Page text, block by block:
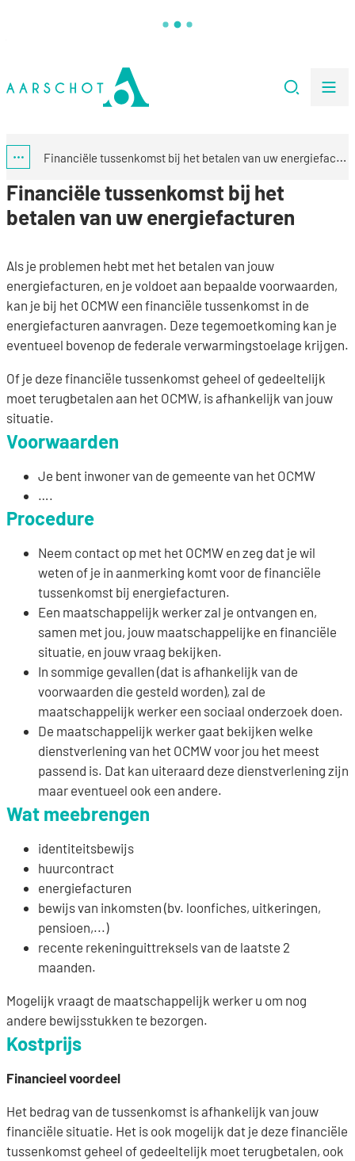
Zoeken
Toon alle broodkruimel items
Financiële tussenkomst bij het betalen van uw energiefacturen
Financiële tussenkomst bij het
betalen van uw energiefacturen
Als je problemen hebt met het betalen van jouw
energiefacturen, en je voldoet aan bepaalde voorwaarden,
kan je bij het OCMW een financiële tussenkomst in de
energiefacturen aanvragen. Deze tegemoetkoming kan je
eventueel bovenop de federale verwarmingstoelage krijgen.
Of je deze financiële tussenkomst geheel of gedeeltelijk
moet terugbetalen aan het OCMW, is afhankelijk van jouw
situatie.
Voorwaarden
Je bent inwoner van de gemeente van het OCMW
….
Procedure
Neem contact op met het OCMW en zeg dat je wil
weten of je in aanmerking komt voor de financiële
tussenkomst bij energiefacturen.
Een maatschappelijk werker zal je ontvangen en,
samen met jou, jouw maatschappelijke en financiële
situatie, en jouw vraag bekijken.
In sommige gevallen (dat is afhankelijk van de
voorwaarden die gesteld worden), zal de
maatschappelijk werker een sociaal onderzoek doen.
De maatschappelijk werker gaat bekijken welke
dienstverlening van het OCMW voor jou het meest
passend is. Dat kan uiteraard deze dienstverlening zijn
maar eventueel ook een andere.
Wat meebrengen
identiteitsbewijs
huurcontract
energiefacturen
bewijs van inkomsten (bv. loonfiches, uitkeringen,
pensioen,...)
recente rekeninguittreksels van de laatste 2
maanden.
Mogelijk vraagt de maatschappelijk werker u om nog
andere bewijsstukken te bezorgen.
Kostprijs
Financieel voordeel
Het bedrag van de tussenkomst is afhankelijk van jouw
financiële situatie. Het is ook mogelijk dat je deze financiële
tussenkomst geheel of gedeeltelijk moet terugbetalen, ook